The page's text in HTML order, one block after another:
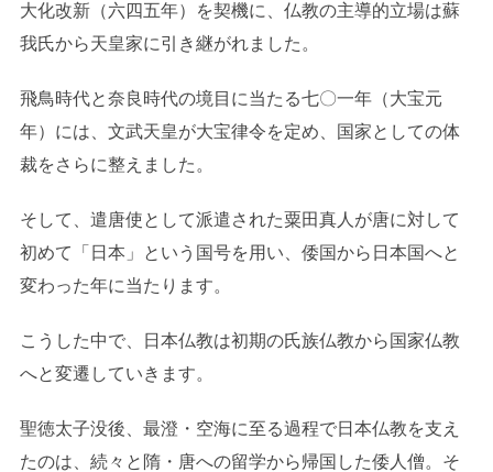
大化改新（六四五年）を契機に、仏教の主導的立場は蘇
我氏から天皇家に引き継がれました。
飛鳥時代と奈良時代の境目に当たる七〇一年（大宝元
年）には、文武天皇が大宝律令を定め、国家としての体
裁をさらに整えました。
そして、遣唐使として派遣された粟田真人が唐に対して
初めて「日本」という国号を用い、倭国から日本国へと
変わった年に当たります。
こうした中で、日本仏教は初期の氏族仏教から国家仏教
へと変遷していきます。
聖徳太子没後、最澄・空海に至る過程で日本仏教を支え
たのは、続々と隋・唐への留学から帰国した倭人僧。そ